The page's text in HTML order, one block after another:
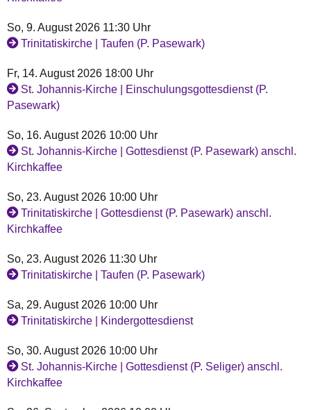
So, 9. August 2026 11:30 Uhr
Trinitatiskirche | Taufen (P. Pasewark)
Fr, 14. August 2026 18:00 Uhr
St. Johannis-Kirche | Einschulungsgottesdienst (P.
Pasewark)
So, 16. August 2026 10:00 Uhr
St. Johannis-Kirche | Gottesdienst (P. Pasewark) anschl.
Kirchkaffee
So, 23. August 2026 10:00 Uhr
Trinitatiskirche | Gottesdienst (P. Pasewark) anschl.
Kirchkaffee
So, 23. August 2026 11:30 Uhr
Trinitatiskirche | Taufen (P. Pasewark)
Sa, 29. August 2026 10:00 Uhr
Trinitatiskirche | Kindergottesdienst
So, 30. August 2026 10:00 Uhr
St. Johannis-Kirche | Gottesdienst (P. Seliger) anschl.
Kirchkaffee